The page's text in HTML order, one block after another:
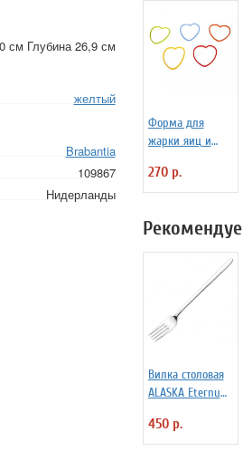
см Глубина 26,9 см
желтый
Brabantia
109867
Нидерланды
Форма для
жарки яиц и
силиконовая
Любовь
270 р.
Вилка столовая
ALASKA Eternum
450 р.